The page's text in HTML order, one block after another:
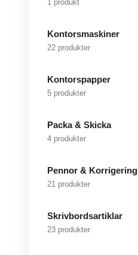
1 produkt
Kontorsmaskiner
22 produkter
Kontorspapper
5 produkter
Packa & Skicka
4 produkter
Pennor & Korrigering
21 produkter
Skrivbordsartiklar
23 produkter